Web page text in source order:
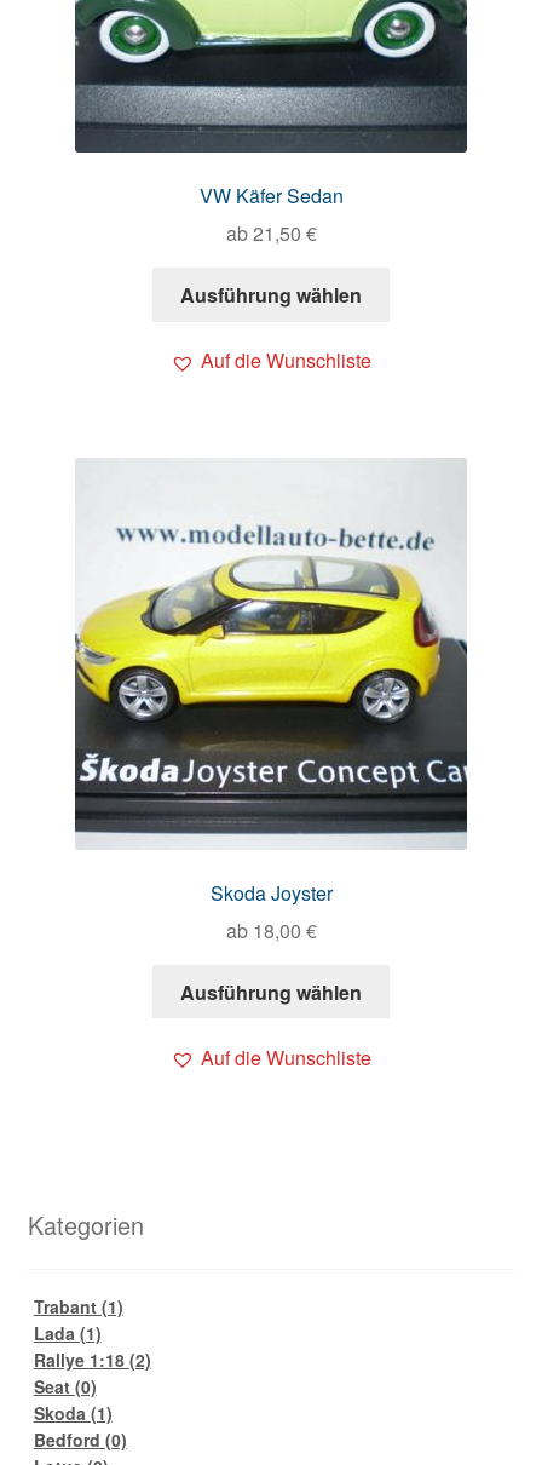
VW Käfer Sedan
ab21,50 €
Ausführung wählen
Auf die Wunschliste
Skoda Joyster
ab 18,00 €
Ausführung wählen
Auf die Wunschliste
Kategorien
Trabant (1)
Lada (1)
Rallye 1:18 (2)
Seat (0)
Skoda (1)
Bedford (0)